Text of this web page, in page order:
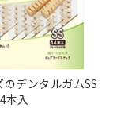
デンタルガムSS
本入